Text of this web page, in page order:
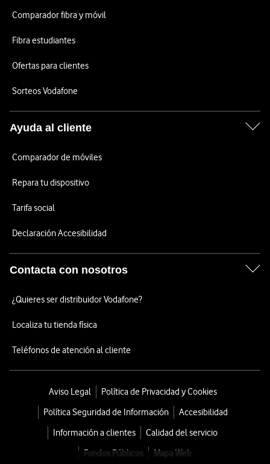
Comparador fibra y móvil
Fibra estudiantes
Ofertas para clientes
Sorteos Vodafone
Ayuda al cliente
Comparador de móviles
Repara tu dispositivo
Tarifa social
Declaración Accesibilidad
Contacta con nosotros
¿Quieres ser distribuidor Vodafone?
Localiza tu tienda física
Teléfonos de atención al cliente
Aviso Legal
Política de Privacidad y Cookies
Política Seguridad de Información
Accesibilidad
Información a clientes
Calidad del servicio
Fondos Públicos
Mapa Web